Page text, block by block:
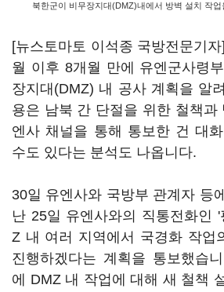
북한군이 비무장지대(DMZ)내에서 방벽 설치 작
[뉴스토마토 이석종 국방전문기
월 이후 8개월 만에 유엔군사령
장지대(DMZ) 내 공사 계획을 알
용은 남북 간 단절을 위한 철책과
엔사 채널을 통해 통보한 건 대
수도 있다는 분석도 나옵니다.
30일 유엔사와 국방부 관계자 등
난 25일 유엔사와의 직통전화인
Z 내 여러 지역에서 국경화 작업
진행하겠다는 계획을 통보했습
에 DMZ 내 작업에 대해 새 철책